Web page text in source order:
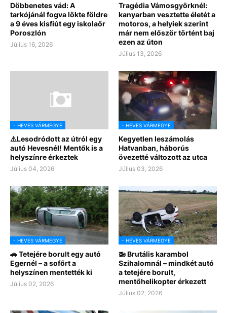
Döbbenetes vád: A
tarkójánál fogva lökte földre
a 9 éves kisfiút egy iskolaőr
Poroszlón
Július 16, 2026
Tragédia Vámosgyörknél:
kanyarban vesztette életét a
motoros, a helyiek szerint
már nem először történt baj
ezen az úton
Július 13, 2026
- HEVES VÁRMEGYE
⚠️Lesodródott az útról egy
autó Hevesnél! Mentők is a
helyszínre érkeztek
Július 04, 2026
- HEVES VÁRMEGYE
Kegyetlen leszámolás
Hatvanban, háborús
övezetté változott az utca
Július 03, 2026
- HEVES VÁRMEGYE
🚗 Tetejére borult egy autó
Egernél – a sofőrt a
helyszínen mentették ki
Július 02, 2026
- HEVES VÁRMEGYE
🚁 Brutális karambol
Szihalomnál – mindkét autó
a tetejére borult,
mentőhelikopter érkezett
Július 02, 2026